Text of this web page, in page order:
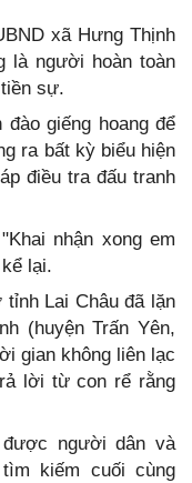
xã Hưng Thịnh
là người hoàn toàn
sự.
giếng hoang để
ra bất kỳ biểu hiện
điều tra đấu tranh
nhận xong em
lại.
Lai Châu đã lặn
(huyện Trấn Yên,
gian không liên lạc
lời từ con rể rằng
được người dân và
kiếm cuối cùng